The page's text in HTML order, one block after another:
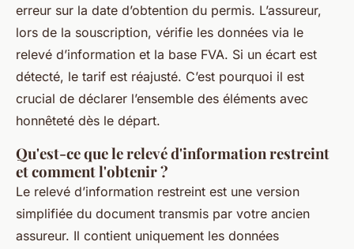
erreur sur la date d’obtention du permis. L’assureur,
lors de la souscription, vérifie les données via le
relevé d’information et la base FVA. Si un écart est
détecté, le tarif est réajusté. C’est pourquoi il est
crucial de déclarer l’ensemble des éléments avec
honnêteté dès le départ.
Qu'est-ce que le relevé d'information restreint
et comment l'obtenir ?
Le relevé d’information restreint est une version
simplifiée du document transmis par votre ancien
assureur. Il contient uniquement les données